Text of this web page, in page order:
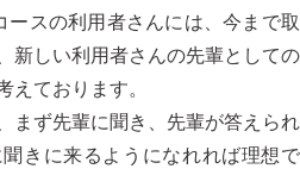
スの利用者さんには、今まで取
新しい利用者さんの先輩としての
えております。
まず先輩に聞き、先輩が答えられ
きに来るようになれれば理想で